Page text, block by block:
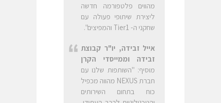
מהווים פלטפורמה חדשה
ליצירת שיתופי פעולה עם
שחקני ה- Tier1 והמפיצים".
אייל זבידה, יו"ר קבוצת
זבידה וממייסדי הקרן
מוסיף: "השותפות שלנו עם
חברת NEXUS מהווה מכפיל
כוח בתחום השירותים